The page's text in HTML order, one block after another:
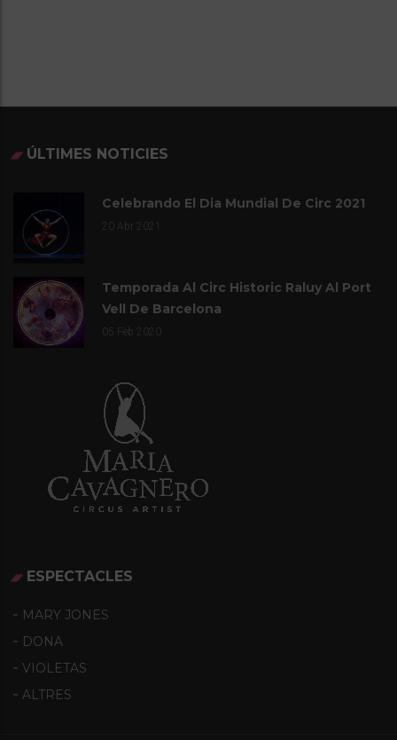
ÚLTIMES NOTICIES
Celebrando El Dia Mundial De Circ 2021
20 Abr 2021
Temporada Al Circ Historic Raluy Al Port
Vell De Barcelona
05 Feb 2020
ESPECTACLES
MARY JONES
DONA
VIOLETAS
ALTRES